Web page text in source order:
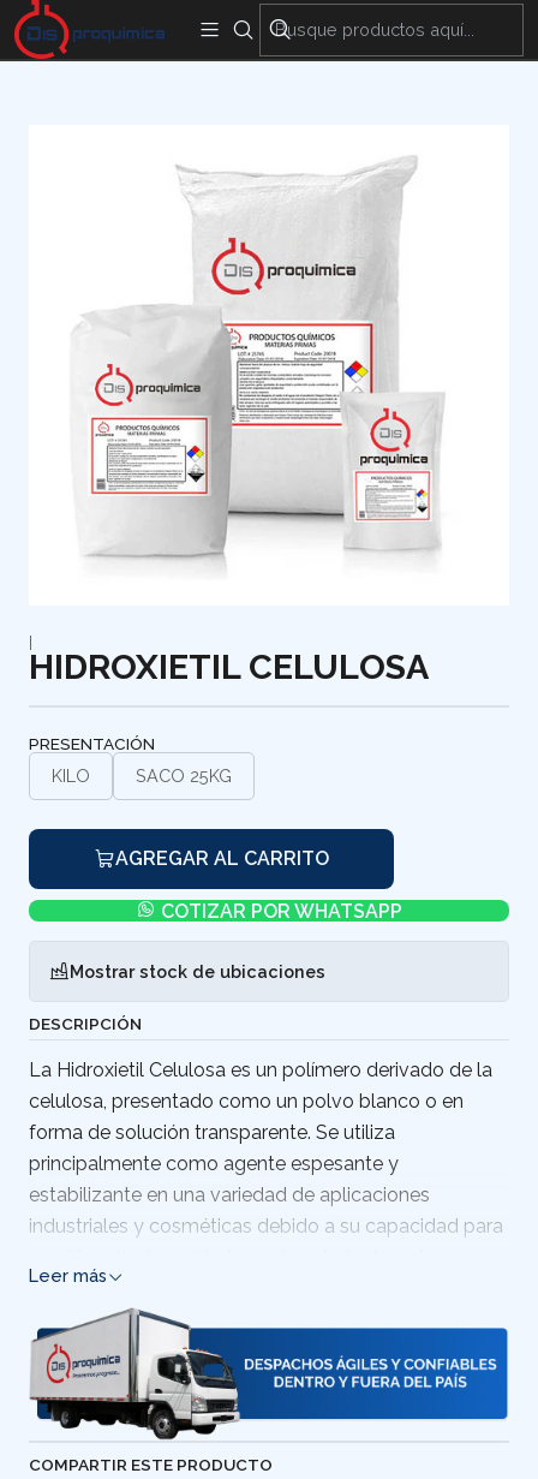
Inicio
|
HIDROXIETIL CELULOSA
PRESENTACIÓN
KILO SACO 25KG
AGREGAR AL CARRITO
COTIZAR POR WHATSAPP
Mostrar stock de ubicaciones
DESCRIPCIÓN
La Hidroxietil Celulosa es un polímero derivado de la
celulosa, presentado como un polvo blanco o en
forma de solución transparente. Se utiliza
principalmente como agente espesante y
estabilizante en una variedad de aplicaciones
industriales y cosméticas debido a su capacidad para
productos. País de Origen: China
Leer más
COMPARTIR ESTE PRODUCTO